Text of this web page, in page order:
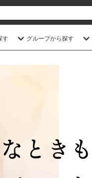
す グループから探す